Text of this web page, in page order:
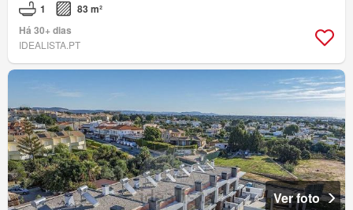
1
83 m²
Há 30+ dias
IDEALISTA.PT
Ver foto